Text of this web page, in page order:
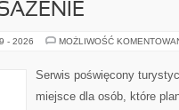
- 2026 MOŻLIWOŚĆ
Serwis poświęcony
miejsce dla osób, które